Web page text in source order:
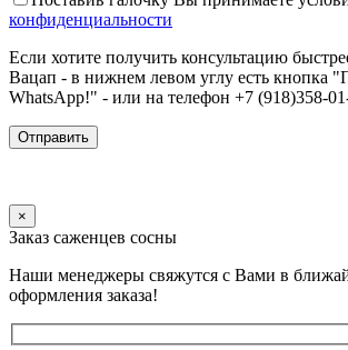
конфиденциальности
Если хотите получить консультацию
Вацап - в нижнем левом углу есть кнопка
WhatsApp!" - или на телефон +7 (918)358-
×
Заказ саженцев сосны
Наши менеджеры свяжутся с Вами в
оформления заказа!